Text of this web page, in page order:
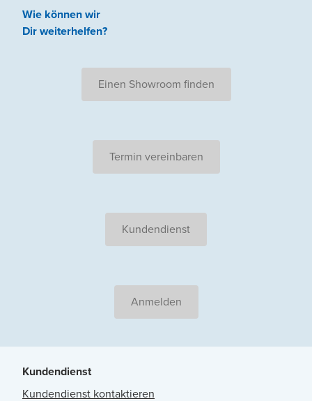
Wie können wir
Dir weiterhelfen?
Einen Showroom finden
Termin vereinbaren
Kundendienst
Anmelden
Kundendienst
Kundendienst kontaktieren